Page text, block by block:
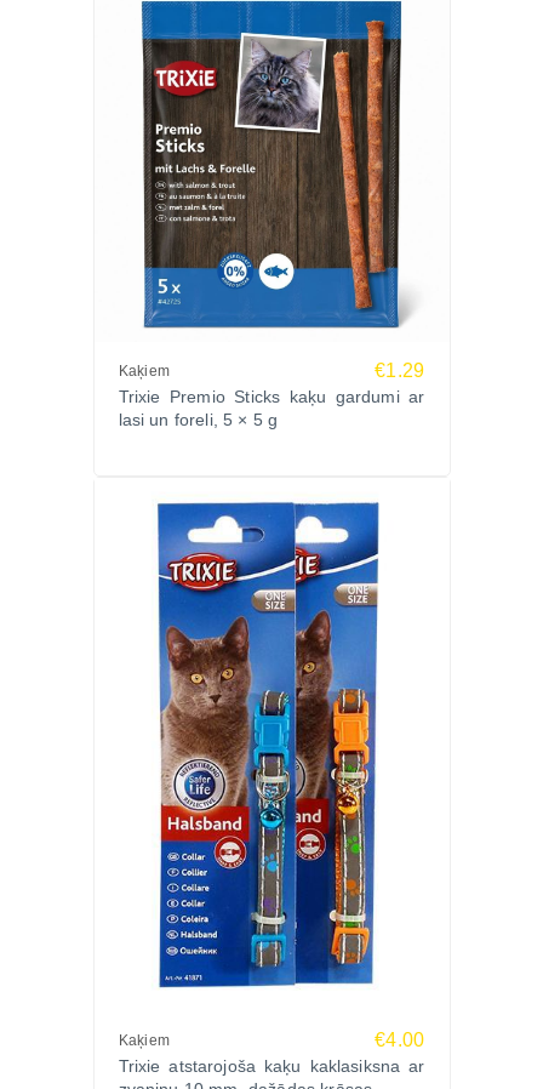
Kaķiem €1.29
Trixie Premio Sticks kaķu gardumi ar
lasi un foreli, 5 × 5 g
Kaķiem €4.00
Trixie atstarojoša kaķu kaklasiksna ar